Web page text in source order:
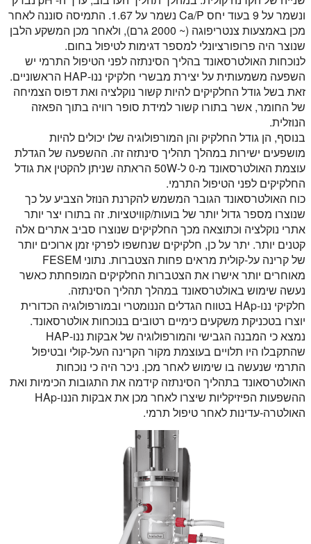
ונשמר על 9 בעוד יחס Ca/P נשמר על 1.67. התמיסה סוננה לאחר
מכן באמצעות צנטריפוגה (~ 2000 גרם), ולאחר מכן המשקע הלבן
שנוצר היה פרופורציונלי למספר דגימות לטיפול בחום.
לנוכחות האולטרסאונד בהליך הסינתזה לפני הטיפול התרמי יש
השפעה משמעותית על יצירת מבשרי חלקיקי ננו-HAP הראשוניים.
זאת בשל גודל החלקיקים להיות קשור נוקלציה ואת דפוס הצמיחה
של החומר, אשר בתורו קשור למידת סופר רוויה בתוך הפאזה
הנוזלית.
בנוסף, הן גודל החלקיק והן המורפולוגיה שלו יכולים להיות
מושפעים ישירות במהלך תהליך סינתזה זה. ההשפעה של הגדלת
עוצמת האולטרסאונד מ-0 ל-50W הראתה שניתן להקטין את גודל
החלקיקים לפני הטיפול התרמי.
כוח האולטרסאונד הגובר המשמש להקרנת הנוזל הצביע על כך
שנוצרו מספר גדול יותר של בועות/קוויטציות. זה בתורו יצר יותר
אתרי נוקלציה וכתוצאה מכך החלקיקים שנוצרו סביב אתרים אלה
קטנים יותר. יתר על כן, חלקיקים שנחשפו לפרקי זמן ארוכים יותר
של קרינה על-קולית מראים פחות הצטברות. נתוני FESEM
מאוחרים יותר אישרו את הצטברות החלקיקים המופחתת כאשר
נעשה שימוש באולטרסאונד במהלך תהליך הסינתזה.
חלקיקי ננו-HAp בטווח הגדלים הננומטרי ובמורפולוגיה הכדורית
יוצרו בטכניקת משקעים כימיים רטובים בנוכחות אולטרסאונד.
נמצא כי המבנה הגבישי והמורפולוגיה של אבקות ננו-HAP
שהתקבלו היו תלויים בעוצמת מקור הקרינה העל-קולי ובטיפול
התרמי שנעשה בו שימוש לאחר מכן. ניכר היה כי נוכחות
האולטרסאונד בתהליך הסינתזה קידמה את התגובות הכימיות ואת
ההשפעות הפיזיקליות שיצרו לאחר מכן את אבקות הננו-HAp
האולטרה-עדינות לאחר טיפול תרמי.